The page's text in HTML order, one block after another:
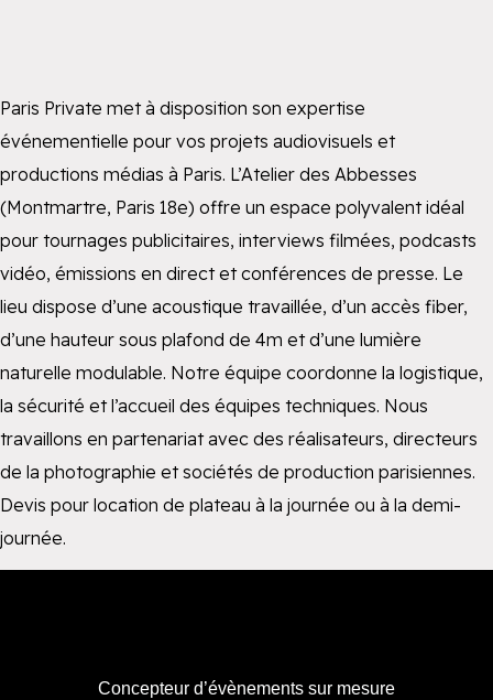
Paris Private met à disposition son expertise
événementielle pour vos projets audiovisuels et
productions médias à Paris. L’Atelier des Abbesses
(Montmartre, Paris 18e) offre un espace polyvalent idéal
pour tournages publicitaires, interviews filmées, podcasts
vidéo, émissions en direct et conférences de presse. Le
lieu dispose d’une acoustique travaillée, d’un accès fiber,
d’une hauteur sous plafond de 4m et d’une lumière
naturelle modulable. Notre équipe coordonne la logistique,
la sécurité et l’accueil des équipes techniques. Nous
travaillons en partenariat avec des réalisateurs, directeurs
de la photographie et sociétés de production parisiennes.
Devis pour location de plateau à la journée ou à la demi-
journée.
Concepteur d’évènements sur mesure